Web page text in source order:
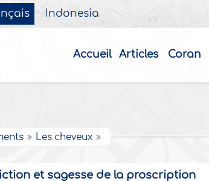
Indonesia
Accueil Articles Coran
Les cheveux
et sagesse de la proscription